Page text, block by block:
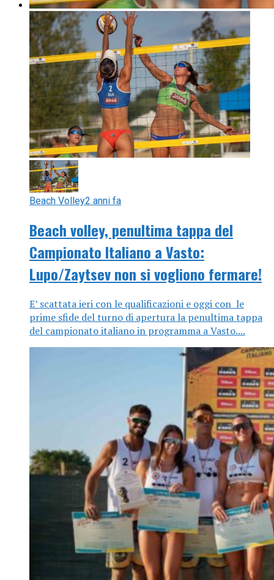
Beach Volley2 anni fa
Beach volley, penultima tappa del
Campionato Italiano a Vasto:
Lupo/Zaytsev non si vogliono fermare!
E’ scattata ieri con le qualificazioni e oggi con le
prime sfide del turno di apertura la penultima tappa
del campionato italiano in programma a Vasto....